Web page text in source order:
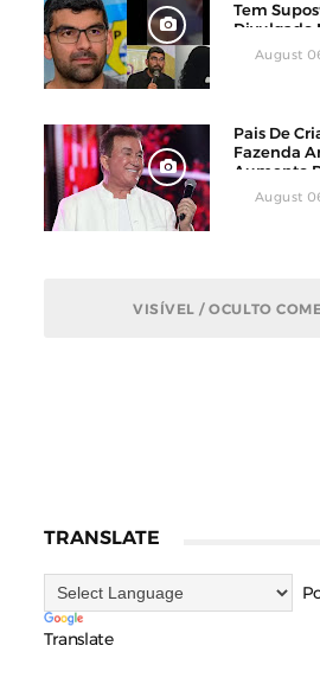
Tem
Divulgado
August
Pais De
Fazenda
Aumento
August
VISÍVEL / OCULTO
TRANSLATE
Translate